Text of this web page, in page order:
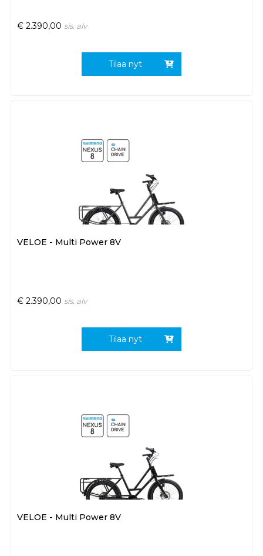
€ 2.390,00 sis. alv
Tilaa nyt
VELOE - Multi Power 8V
€ 2.390,00 sis. alv
Tilaa nyt
VELOE - Multi Power 8V